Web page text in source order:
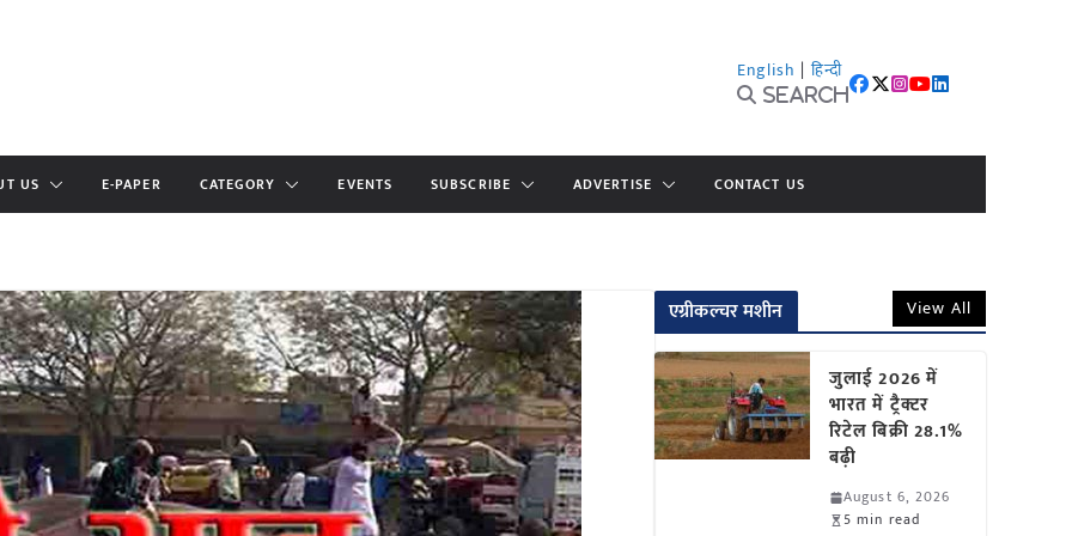
English | हिन्दी
Search
US E-PAPER CATEGORY EVENTS SUBSCRIBE ADVERTISE CONTACT US
एग्रीकल्चर मशीन View All
जुलाई 2026 में
भारत में ट्रैक्टर
रिटेल बिक्री 28.1%
बढ़ी
August 6, 2026
5 min read